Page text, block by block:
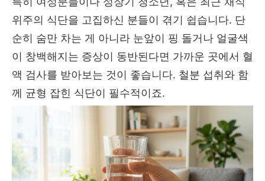
위주의 식단을 고집하신 분들이 겪기 쉽습니다. 단
순히 숨만 차는 게 아니라 눈앞이 핑 돌거나 얼굴색
이 창백해지는 증상이 동반된다면 가까운 곳에서 혈
액 검사를 받아보는 것이 좋습니다. 철분 섭취와 함
께 균형 잡힌 식단이 필수적이죠.